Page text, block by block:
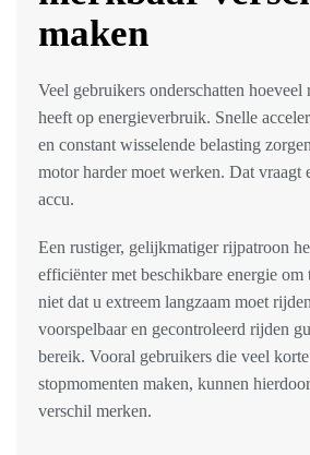
maken
Veel gebruikers onderschatten
heeft op energieverbruik. Snelle
en constant wisselende belasting
motor harder moet werken. Dat vraagt
accu.
Een rustiger, gelijkmatiger rijpatroon
efficiënter met beschikbare energie om
niet dat u extreem langzaam moet
voorspelbaar en gecontroleerd rijden
bereik. Vooral gebruikers die veel
stopmomenten maken, kunnen
verschil merken.